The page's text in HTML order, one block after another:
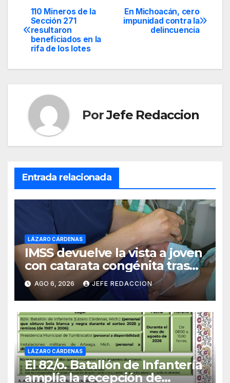
Navegación
de
En Michoacán, cero
impunidad contra la
delincuencia
110 Mineros de la
Sección 271
resultaron
beneficiados en la
rifa de los lotes
PorJefe Redaccion
Entrada relacionada
LÁZARO CÁRDENAS
IMSS devuelve la vista a joven
con catarata congénita tras
23 años de limitación visual
AGO 6, 2026 JEFE REDACCION
LÁZARO CÁRDENAS
El 82/o. Batallón de Infantería
amplía la recepción de